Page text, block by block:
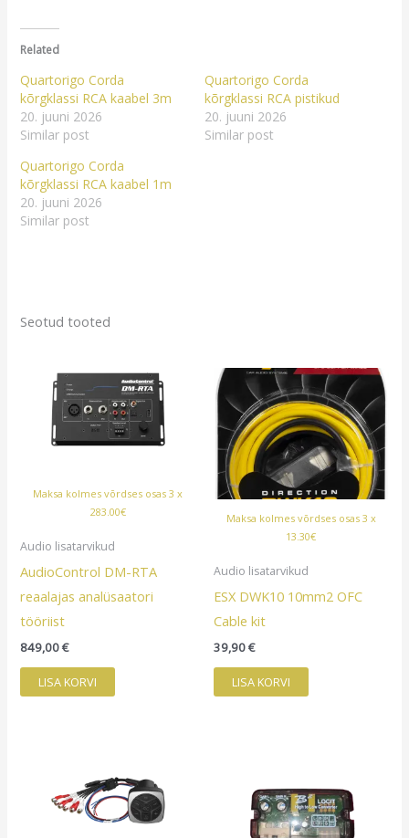
Related
Quartorigo Corda
kõrgklassi RCA kaabel 3m
20. juuni 2026
Similar post
Quartorigo Corda
kõrgklassi RCA pistikud
20. juuni 2026
Similar post
Quartorigo Corda
kõrgklassi RCA kaabel 1m
20. juuni 2026
Similar post
Seotud tooted
Maksa kolmes võrdses osas 3 x
283.00€
Audio lisatarvikud
AudioControl DM-RTA
reaalajas analüsaatori
tööriist
849,00€
LISA KORVI
Maksa kolmes võrdses osas 3 x
13.30€
Audio lisatarvikud
ESX DWK10 10mm2 OFC
Cable kit
39,90€
LISA KORVI